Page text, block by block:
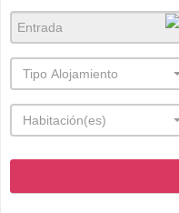
Tipo Alojamiento
Habitación(es)